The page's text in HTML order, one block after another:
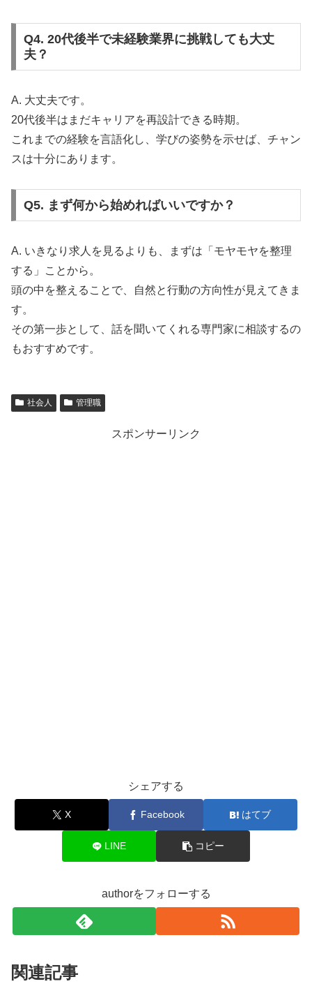
Q4. 20代後半で未経験業界に挑戦しても大丈
夫？
A. 大丈夫です。
20代後半はまだキャリアを再設計できる時期。
これまでの経験を言語化し、学びの姿勢を示せば、チャン
スは十分にあります。
Q5. まず何から始めればいいですか？
A. いきなり求人を見るよりも、まずは「モヤモヤを整理
する」ことから。
頭の中を整えることで、自然と行動の方向性が見えてきま
す。
その第一歩として、話を聞いてくれる専門家に相談するの
もおすすめです。
社会人 管理職
スポンサーリンク
シェアする
X Facebook はてブ
LINE コピー
authorをフォローする
関連記事